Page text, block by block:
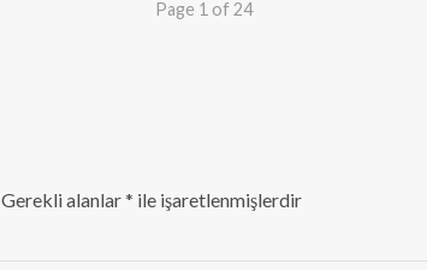
Page 1 of 24
Gerekli alanlar* ile işaretlenmişlerdir